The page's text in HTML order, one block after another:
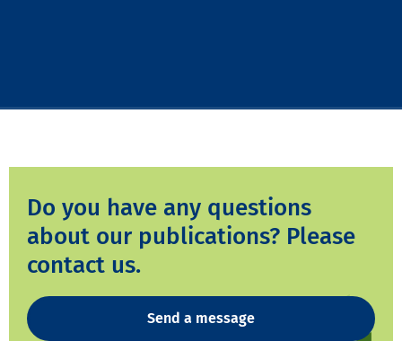
Do you have any questions
about our publications? Please
contact us.
Send a message